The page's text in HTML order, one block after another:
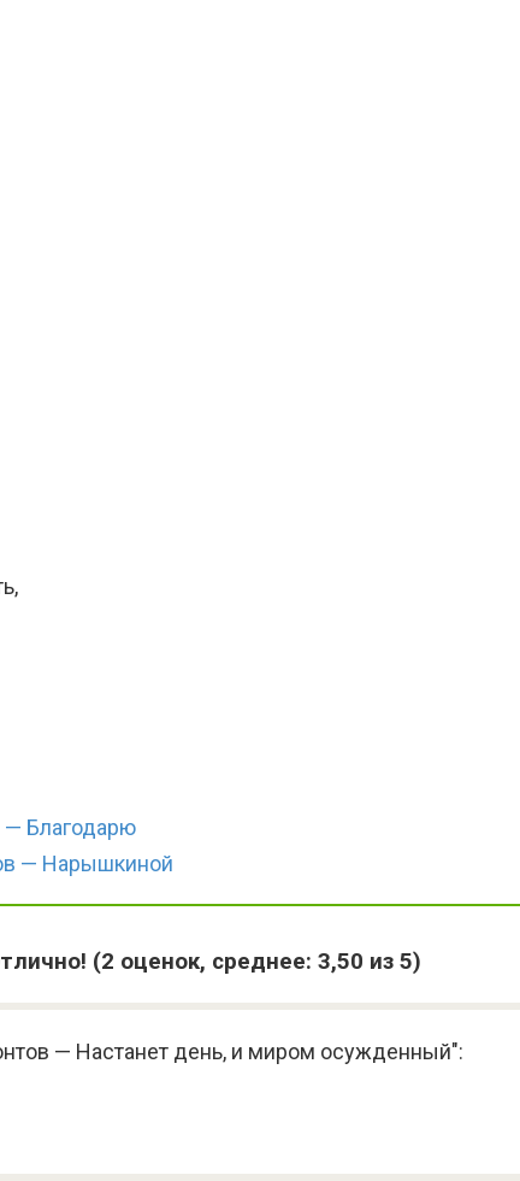
Благодарю
— Нарышкиной
(2 оценок, среднее: 3,50 из 5)
— Настанет день, и миром осужденный":